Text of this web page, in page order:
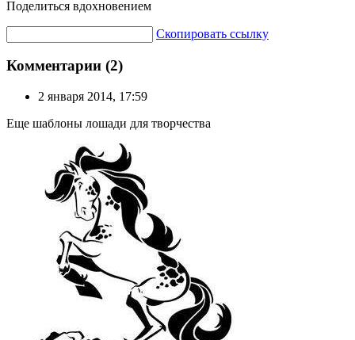
Поделиться вдохновением
Скопировать ссылку
Комментарии (2)
2 января 2014, 17:59
Еще шаблоны лошади для творчества